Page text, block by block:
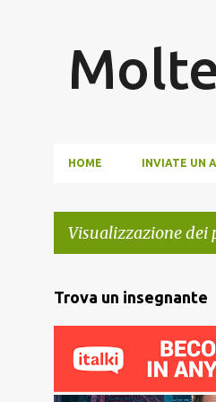
HOME INVIATE UN
Visualizzazione dei
P
o
Trova un insegnante